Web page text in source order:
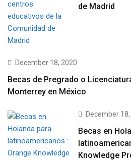
de Madrid
December 18, 2020
Becas de Pregrado o
Monterrey en México
December
Becas en
Knowledge